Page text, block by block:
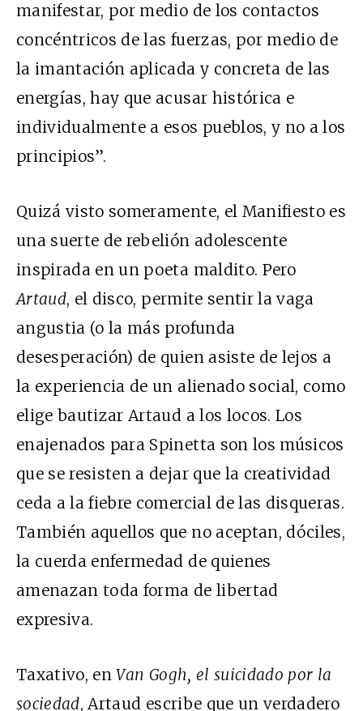
manifestar, por medio de los contactos
concéntricos de las fuerzas, por medio de
la imantación aplicada y concreta de las
energías, hay que acusar histórica e
individualmente a esos pueblos, y no a los
principios”.
Quizá visto someramente, el Manifiesto es
una suerte de rebelión adolescente
inspirada en un poeta maldito. Pero
Artaud, el disco, permite sentir la vaga
angustia (o la más profunda
desesperación) de quien asiste de lejos a
la experiencia de un alienado social, como
elige bautizar Artaud a los locos. Los
enajenados para Spinetta son los músicos
que se resisten a dejar que la creatividad
ceda a la fiebre comercial de las disqueras.
También aquellos que no aceptan, dóciles,
la cuerda enfermedad de quienes
amenazan toda forma de libertad
expresiva.
Taxativo, enVan Gogh, el suicidado por la
sociedad, Artaud escribe que un verdadero